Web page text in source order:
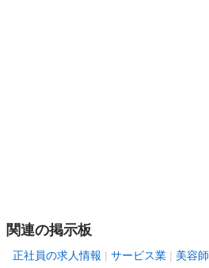
関連の掲示板
正社員の求人情報 サービス業 美容師